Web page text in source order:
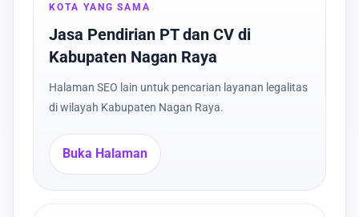
KOTA YANG SAMA
Jasa Pendirian PT dan CV di
Kabupaten Nagan Raya
Halaman SEO lain untuk pencarian layanan legalitas
di wilayah Kabupaten Nagan Raya.
Buka Halaman